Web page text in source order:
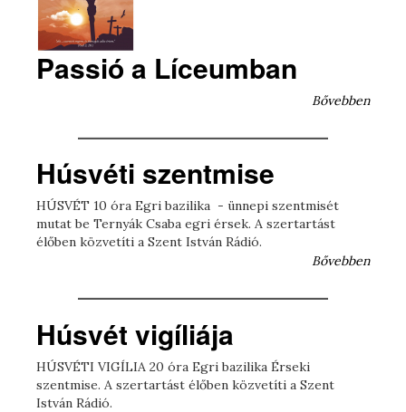
Passió a Líceumban
Bővebben
Húsvéti szentmise
HÚSVÉT 10 óra Egri bazilika - ünnepi szentmisét
mutat be Ternyák Csaba egri érsek. A szertartást
élőben közvetíti a Szent István Rádió.
Bővebben
Húsvét vigíliája
HÚSVÉTI VIGÍLIA 20 óra Egri bazilika Érseki
szentmise. A szertartást élőben közvetíti a Szent
István Rádió.